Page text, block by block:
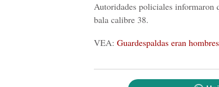
Autoridades policiales informaron
bala calibre 38.
VEA: Guardespaldas eran